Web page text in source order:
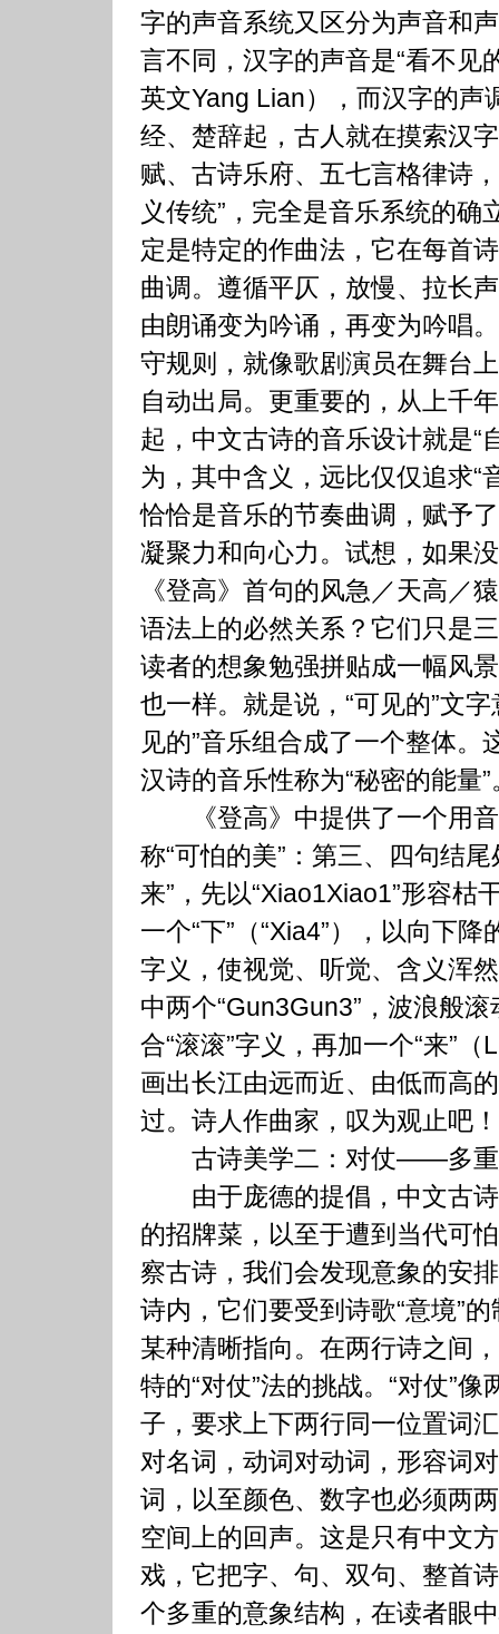
字的声音系统又区分为声音和
言不同，汉字的声音是“看不见
英文Yang Lian），而汉字的声
经、楚辞起，古人就在摸索汉
赋、古诗乐府、五七言格律诗
义传统”，完全是音乐系统的确
定是特定的作曲法，它在每首
曲调。遵循平仄，放慢、拉长
由朗诵变为吟诵，再变为吟唱
守规则，就像歌剧演员在舞台
自动出局。更重要的，从上千
起，中文古诗的音乐设计就是“
为，其中含义，远比仅仅追求“
恰恰是音乐的节奏曲调，赋予
凝聚力和向心力。试想，如果
《登高》首句的风急／天高／
语法上的必然关系？它们只是
读者的想象勉强拼贴成一幅风
也一样。就是说，“可见的”文
见的”音乐组合成了一个整体。
汉诗的音乐性称为“秘密的能量”
《登高》中提供了一个用音
称“可怕的美”：第三、四句结尾
来”，先以“Xiao1Xiao1”形容枯
一个“下”（“Xia4”），以向下
字义，使视觉、听觉、含义浑
中两个“Gun3Gun3”，波浪般
合“滚滚”字义，再加一个“来”
画出长江由远而近、由低而高
过。诗人作曲家，叹为观止吧！
古诗美学二：对仗——多重
由于庞德的提倡，中文古诗
的招牌菜，以至于遭到当代可
察古诗，我们会发现意象的安
诗内，它们要受到诗歌“意境”
某种清晰指向。在两行诗之间
特的“对仗”法的挑战。“对仗”
子，要求上下两行同一位置词
对名词，动词对动词，形容词
词，以至颜色、数字也必须两
空间上的回声。这是只有中文
戏，它把字、句、双句、整首
个多重的意象结构，在读者眼